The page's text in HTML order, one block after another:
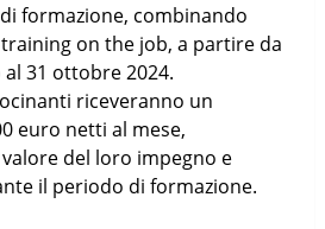
formazione, combinando
on the job, a partire da
31 ottobre 2024.
riceveranno un
euro netti al mese,
del loro impegno e
il periodo di formazione.